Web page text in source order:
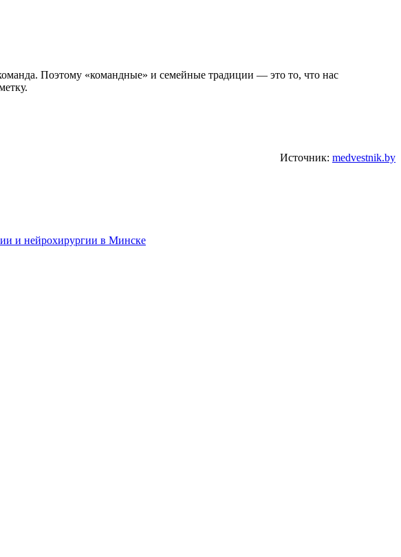
Поэтому «командные» и семейные традиции — это то, что нас
Источник: medvestnik.by
и нейрохирургии в Минске